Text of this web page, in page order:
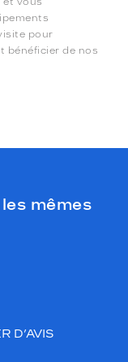
pour
bénéficier de nos
mêmes
D’AVIS